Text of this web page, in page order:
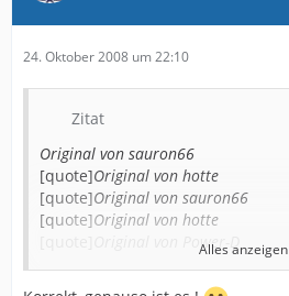
24. Oktober 2008 um 22:10
Zitat
Original von sauron66
[quote]Original von hotte
[quote]Original von sauron66
[quote]Original von hotte
Original von Power-D
Eines steht heute schon fest:
Alles anzeigen